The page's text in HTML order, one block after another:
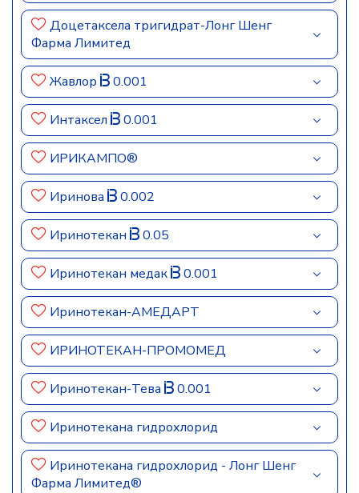
Доцетаксела тригидрат-Лонг Шенг
Фарма Лимитед
Жавлор 0.001
Интаксел 0.001
ИРИКАМПО®
Иринова 0.002
Иринотекан 0.05
Иринотекан медак 0.001
Иринотекан-АМЕДАРТ
ИРИНОТЕКАН-ПРОМОМЕД
Иринотекан-Тева 0.001
Иринотекана гидрохлорид
Иринотекана гидрохлорид - Лонг Шенг
Фарма Лимитед®